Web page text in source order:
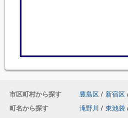
市区町村から探す 豊島区 / 新宿区
町名から探す
滝野川 / 東池袋